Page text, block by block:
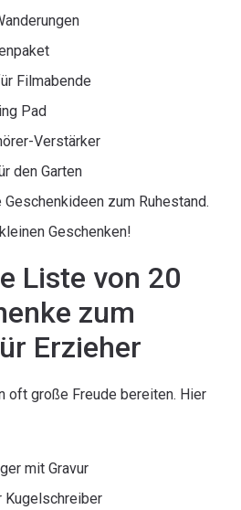
Filmabende
Pad
Verstärker
den Garten
zum Ruhestand.
Geschenken!
Liste von 20
zum
Erzieher
oft große Freude bereiten. Hier
mit Gravur
Kugelschreiber